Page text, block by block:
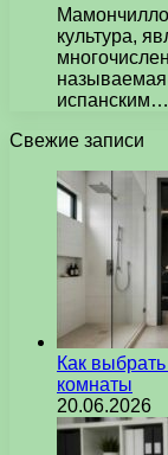
культура,
испанским…
Свежие записи
Как
комнаты
20.06.2026